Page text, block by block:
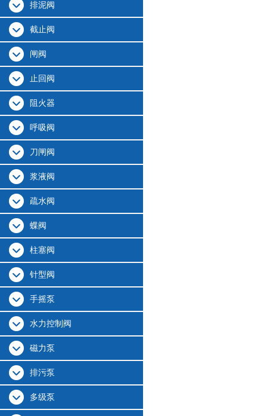
排泥阀
截止阀
闸阀
止回阀
阻火器
呼吸阀
刀闸阀
浆液阀
疏水阀
蝶阀
柱塞阀
针型阀
手摇泵
水力控制阀
磁力泵
排污泵
多级泵